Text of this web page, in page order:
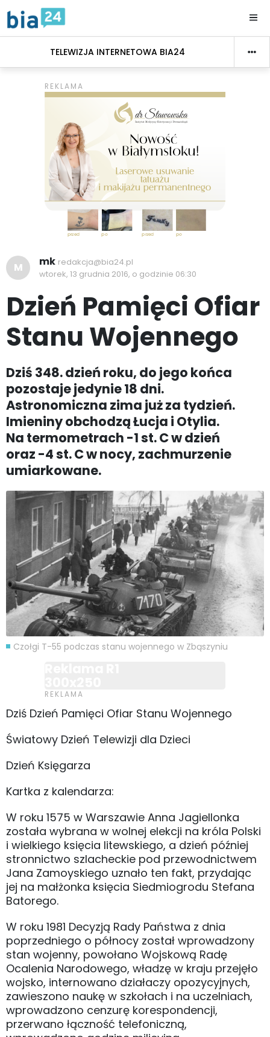
TELEWIZJA INTERNETOWA BIA24
M mk redakcja@bia24.pl
wtorek, 13 grudnia 2016, o godzinie 06:30
Dzień Pamięci Ofiar
Stanu Wojennego
Dziś 348. dzień roku, do jego końca
pozostaje jedynie 18 dni.
Astronomiczna zima już za tydzień.
Imieniny obchodzą Łucja i Otylia.
Na termometrach -1 st. C w dzień
oraz -4 st. C w nocy, zachmurzenie
umiarkowane.
Czołgi T-55 podczas stanu wojennego w Zbąszyniu
Dziś Dzień Pamięci Ofiar Stanu Wojennego
Światowy Dzień Telewizji dla Dzieci
Dzień Księgarza
Kartka z kalendarza:
W roku 1575 w Warszawie Anna Jagiellonka
została wybrana w wolnej elekcji na króla Polski
i wielkiego księcia litewskiego, a dzień później
stronnictwo szlacheckie pod przewodnictwem
Jana Zamoyskiego uznało ten fakt, przydając
jej na małżonka księcia Siedmiogrodu Stefana
Batorego.
W roku 1981 Decyzją Rady Państwa z dnia
poprzedniego o północy został wprowadzony
stan wojenny, powołano Wojskową Radę
Ocalenia Narodowego, władzę w kraju przejęło
wojsko, internowano działaczy opozycyjnych,
zawieszono naukę w szkołach i na uczelniach,
wprowadzono cenzurę korespondencji,
przerwano łączność telefoniczną,